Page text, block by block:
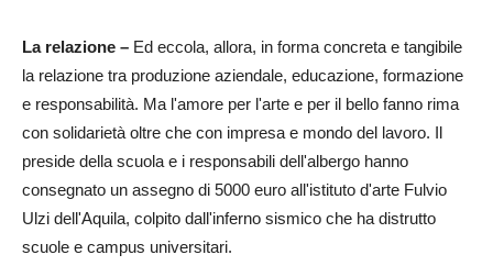
La relazione – Ed eccola, allora, in forma concreta e tangibile
la relazione tra produzione aziendale, educazione, formazione
e responsabilità. Ma l'amore per l'arte e per il bello fanno rima
con solidarietà oltre che con impresa e mondo del lavoro. Il
preside della scuola e i responsabili dell'albergo hanno
consegnato un assegno di 5000 euro all'istituto d'arte Fulvio
Ulzi dell'Aquila, colpito dall'inferno sismico che ha distrutto
scuole e campus universitari.